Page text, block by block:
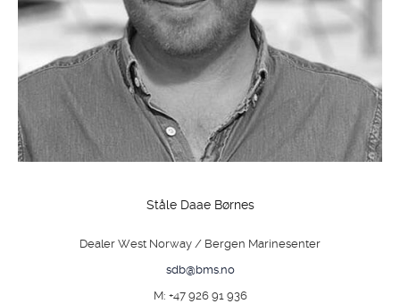
Ståle Daae Børnes
Dealer West Norway / Bergen Marinesenter
sdb@bms.no
M: +47 926 91 936